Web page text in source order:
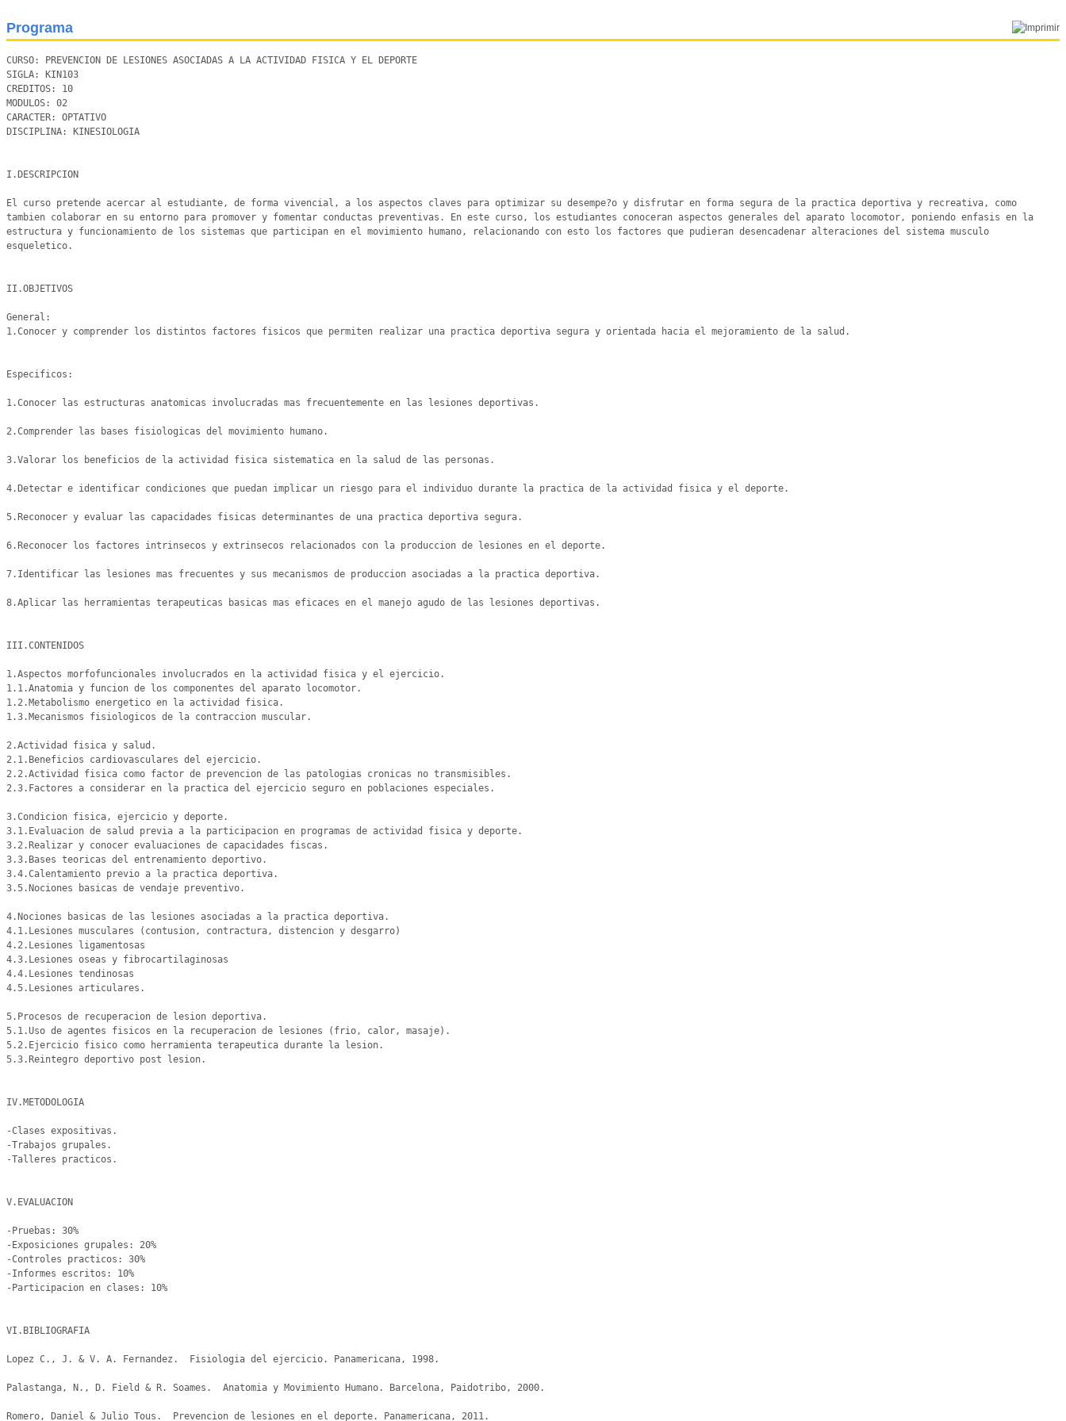
Programa
CURSO: PREVENCION DE LESIONES ASOCIADAS A LA ACTIVIDAD FISICA Y EL DEPORTE
SIGLA: KIN103
CREDITOS: 10
MODULOS: 02
CARACTER: OPTATIVO
DISCIPLINA: KINESIOLOGIA
I.DESCRIPCION
El curso pretende acercar al estudiante, de forma vivencial, a los aspectos claves para optimizar su desempe?o y disfrutar en forma segura de la practica deportiva y recreativa, como
tambien colaborar en su entorno para promover y fomentar conductas preventivas. En este curso, los estudiantes conoceran aspectos generales del aparato locomotor, poniendo enfasis en la
estructura y funcionamiento de los sistemas que participan en el movimiento humano, relacionando con esto los factores que pudieran desencadenar alteraciones del sistema musculo
esqueletico.
II.OBJETIVOS
General:
1.Conocer y comprender los distintos factores fisicos que permiten realizar una practica deportiva segura y orientada hacia el mejoramiento de la salud.
Especificos:
1.Conocer las estructuras anatomicas involucradas mas frecuentemente en las lesiones deportivas.
2.Comprender las bases fisiologicas del movimiento humano.
3.Valorar los beneficios de la actividad fisica sistematica en la salud de las personas.
4.Detectar e identificar condiciones que puedan implicar un riesgo para el individuo durante la practica de la actividad fisica y el deporte.
5.Reconocer y evaluar las capacidades fisicas determinantes de una practica deportiva segura.
6.Reconocer los factores intrinsecos y extrinsecos relacionados con la produccion de lesiones en el deporte.
7.Identificar las lesiones mas frecuentes y sus mecanismos de produccion asociadas a la practica deportiva.
8.Aplicar las herramientas terapeuticas basicas mas eficaces en el manejo agudo de las lesiones deportivas.
III.CONTENIDOS
1.Aspectos morfofuncionales involucrados en la actividad fisica y el ejercicio.
1.1.Anatomia y funcion de los componentes del aparato locomotor.
1.2.Metabolismo energetico en la actividad fisica.
1.3.Mecanismos fisiologicos de la contraccion muscular.
2.Actividad fisica y salud.
2.1.Beneficios cardiovasculares del ejercicio.
2.2.Actividad fisica como factor de prevencion de las patologias cronicas no transmisibles.
2.3.Factores a considerar en la practica del ejercicio seguro en poblaciones especiales.
3.Condicion fisica, ejercicio y deporte.
3.1.Evaluacion de salud previa a la participacion en programas de actividad fisica y deporte.
3.2.Realizar y conocer evaluaciones de capacidades fiscas.
3.3.Bases teoricas del entrenamiento deportivo.
3.4.Calentamiento previo a la practica deportiva.
3.5.Nociones basicas de vendaje preventivo.
4.Nociones basicas de las lesiones asociadas a la practica deportiva.
4.1.Lesiones musculares (contusion, contractura, distencion y desgarro)
4.2.Lesiones ligamentosas
4.3.Lesiones oseas y fibrocartilaginosas
4.4.Lesiones tendinosas
4.5.Lesiones articulares.
5.Procesos de recuperacion de lesion deportiva.
5.1.Uso de agentes fisicos en la recuperacion de lesiones (frio, calor, masaje).
5.2.Ejercicio fisico como herramienta terapeutica durante la lesion.
5.3.Reintegro deportivo post lesion.
IV.METODOLOGIA
-Clases expositivas.
-Trabajos grupales.
-Talleres practicos.
V.EVALUACION
-Pruebas: 30%
-Exposiciones grupales: 20%
-Controles practicos: 30%
-Informes escritos: 10%
-Participacion en clases: 10%
VI.BIBLIOGRAFIA
Lopez C., J. & V. A. Fernandez.  Fisiologia del ejercicio. Panamericana, 1998.
Palastanga, N., D. Field & R. Soames.  Anatomia y Movimiento Humano. Barcelona, Paidotribo, 2000.
Romero, Daniel & Julio Tous.  Prevencion de lesiones en el deporte. Panamericana, 2011.